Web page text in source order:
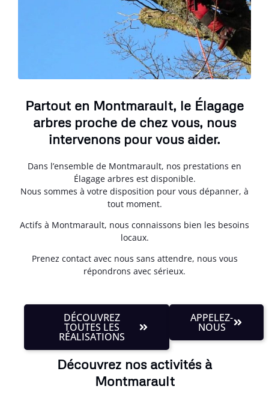
Partout en Montmarault, le Élagage
arbres proche de chez vous, nous
intervenons pour vous aider.
Dans l’ensemble de Montmarault, nos prestations en
Élagage arbres est disponible.
Nous sommes à votre disposition pour vous dépanner, à
tout moment.
Actifs à Montmarault, nous connaissons bien les besoins
locaux.
Prenez contact avec nous sans attendre, nous vous
répondrons avec sérieux.
DÉCOUVREZ
TOUTES LES
RÉALISATIONS
APPELEZ-
NOUS
Découvrez nos activités à
Montmarault